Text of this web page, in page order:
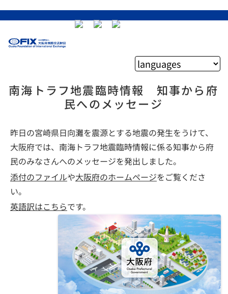
南海トラフ地震臨時情報 知事から府
民へのメッセージ
昨日の宮崎県日向灘を震源とする地震の発生をうけて、
大阪府では、南海トラフ地震臨時情報に係る知事から府
民のみなさんへのメッセージを発出しました。
添付のファイルや大阪府のホームページをご覧くださ
い。
英語訳はこちらです。